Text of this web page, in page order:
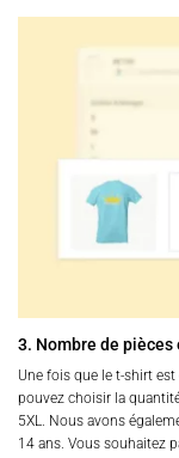
3. Nombre de
Une fois que le t-shirt
pouvez choisir la
5XL. Nous avons
14 ans. Vous souhaitez